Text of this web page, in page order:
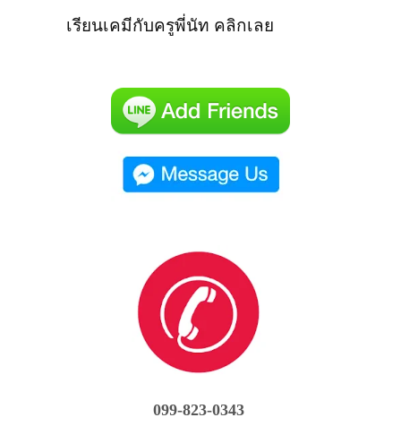
เรียนเคมีกับครูพี่นัท คลิกเลย
099-823-0343